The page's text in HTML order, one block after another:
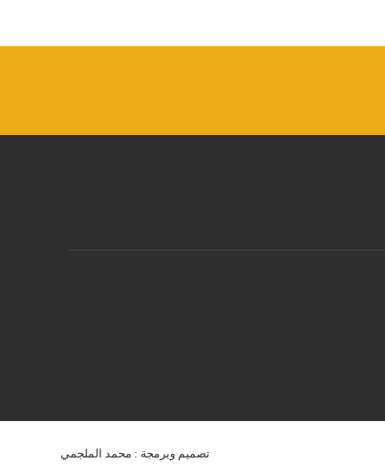
تصميم وبرمجة : محمد الملجمي